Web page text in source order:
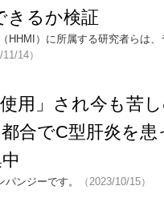
きるか検証
HHMI）に所属する研究者らは、
11/14）
用」され今も苦
合でC型肝炎を患
ンジーです。 （2023/10/15）